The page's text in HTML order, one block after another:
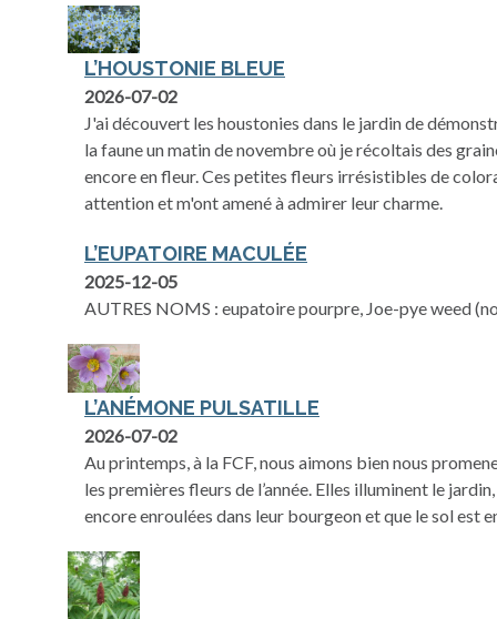
L’HOUSTONIE BLEUE
2026-07-02
J'ai découvert les houstonies dans le jardin de
la faune un matin de novembre où je récoltais des
encore en fleur. Ces petites fleurs irrésistibles de
attention et m'ont amené à admirer leur charme.
L’EUPATOIRE MACULÉE
2025-12-05
AUTRES NOMS : eupatoire pourpre, Joe-pye weed
L’ANÉMONE PULSATILLE
2026-07-02
Au printemps, à la FCF, nous aimons bien nous
les premières fleurs de l’année. Elles illuminent le
encore enroulées dans leur bourgeon et que le sol est